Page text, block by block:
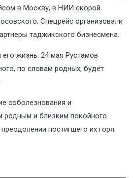
в Москву, в НИИ скорой
Спецрейс организовали
таджикского бизнесмена.
его жизнь: 24 мая Рустамов
по словам родных, будет
соболезнования и
родным и близким покойного
постигшего их горя.